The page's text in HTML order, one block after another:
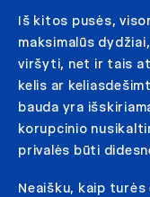
Iš kitos pusės,
maksimalūs
viršyti, net ir tais
kelis ar
bauda yra
korupcinio
privalės būti
Neaišku, kaip